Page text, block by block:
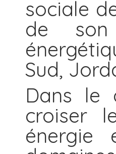
sociale
de son
Sud,
Dans le
croiser
énergie